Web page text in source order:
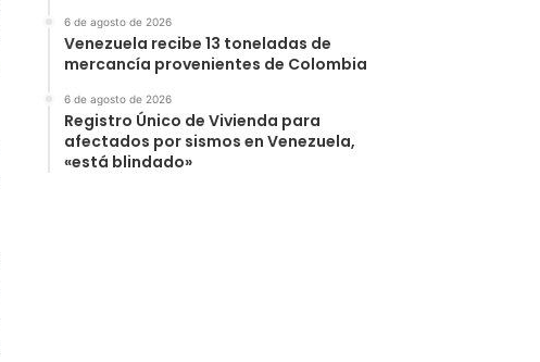
6 de agosto de 2026
Venezuela recibe 13 toneladas de
mercancía provenientes de Colombia
6 de agosto de 2026
Registro Único de Vivienda para
afectados por sismos en Venezuela,
«está blindado»